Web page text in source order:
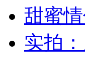
无痛分娩是否安
外交部：反对强
甜蜜
实拍